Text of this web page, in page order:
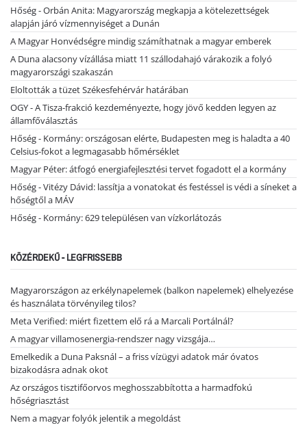
Hőség - Orbán Anita: Magyarország megkapja a kötelezettségek
alapján járó vízmennyiséget a Dunán
A Magyar Honvédségre mindig számíthatnak a magyar emberek
A Duna alacsony vízállása miatt 11 szállodahajó várakozik a folyó
magyarországi szakaszán
Eloltották a tüzet Székesfehérvár határában
OGY - A Tisza-frakció kezdeményezte, hogy jövő kedden legyen az
államfőválasztás
Hőség - Kormány: országosan elérte, Budapesten meg is haladta a 40
Celsius-fokot a legmagasabb hőmérséklet
Magyar Péter: átfogó energiafejlesztési tervet fogadott el a kormány
Hőség - Vitézy Dávid: lassítja a vonatokat és festéssel is védi a síneket a
hőségtől a MÁV
Hőség - Kormány: 629 településen van vízkorlátozás
KÖZÉRDEKŰ - LEGFRISSEBB
Magyarországon az erkélynapelemek (balkon napelemek) elhelyezése
és használata törvényileg tilos?
Meta Verified: miért fizettem elő rá a Marcali Portálnál?
A magyar villamosenergia-rendszer nagy vizsgája…
Emelkedik a Duna Paksnál – a friss vízügyi adatok már óvatos
bizakodásra adnak okot
Az országos tisztifőorvos meghosszabbította a harmadfokú
hőségriasztást
Nem a magyar folyók jelentik a megoldást